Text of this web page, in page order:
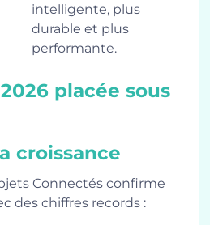
intelligente, plus
durable et plus
performante.
placée sous
croissance
Connectés confirme
des chiffres records :